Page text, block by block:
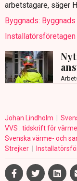
arbetstagare, säger
Byggnads:
Johan Lindholm
VVS : tidskrift för
Svenska värme- och
Strejker